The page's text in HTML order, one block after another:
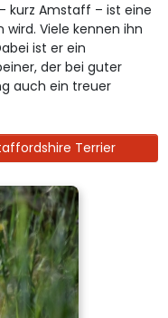
kurz Amstaff – ist eine
Viele kennen ihn
ist er ein
der bei guter
auch ein treuer
Terrier